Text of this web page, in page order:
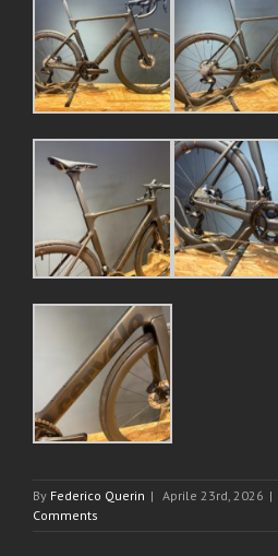
By Federico Querin | Aprile 23rd, 2026 |
Comments